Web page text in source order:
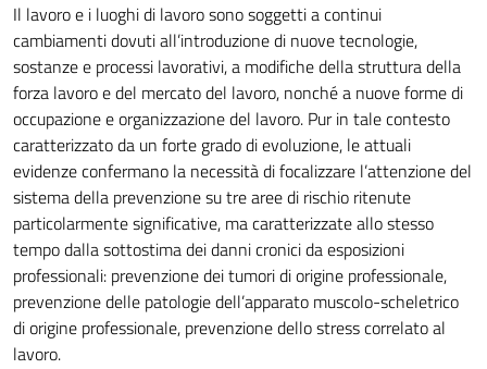
Il lavoro e i luoghi di lavoro sono soggetti a continui
cambiamenti dovuti all’introduzione di nuove tecnologie,
sostanze e processi lavorativi, a modifiche della struttura della
forza lavoro e del mercato del lavoro, nonché a nuove forme di
occupazione e organizzazione del lavoro. Pur in tale contesto
caratterizzato da un forte grado di evoluzione, le attuali
evidenze confermano la necessità di focalizzare l’attenzione del
sistema della prevenzione su tre aree di rischio ritenute
particolarmente significative, ma caratterizzate allo stesso
tempo dalla sottostima dei danni cronici da esposizioni
professionali: prevenzione dei tumori di origine professionale,
prevenzione delle patologie dell’apparato muscolo-scheletrico
di origine professionale, prevenzione dello stress correlato al
lavoro.